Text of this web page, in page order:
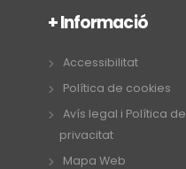
+ Informació
Accessibilitat
Política de cookies
Avís legal i Política de
privacitat
Mapa Web